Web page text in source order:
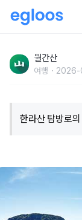
월간산
여행
한라산 탐방로